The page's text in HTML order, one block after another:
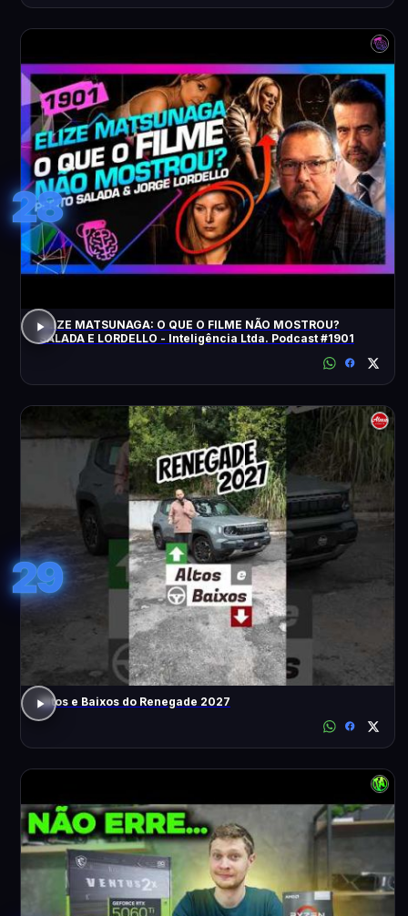
28
ELIZE MATSUNAGA: O QUE O FILME NÃO MOSTROU?
SALADA E LORDELLO - Inteligência Ltda. Podcast #1901
29
Altos e Baixos do Renegade 2027